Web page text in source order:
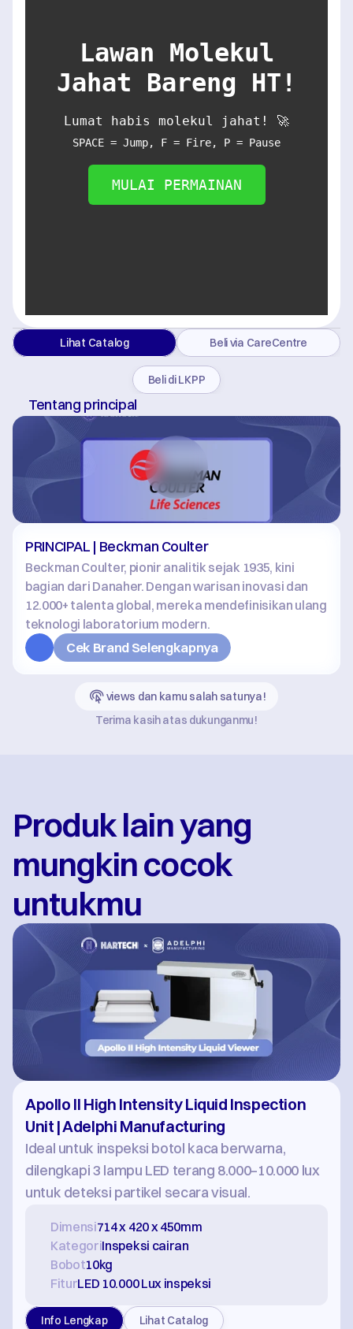
Lawan Molekul
Jahat Bareng HT!
Lumat habis molekul jahat! 🚀
SPACE = Jump, F = Fire, P = Pause
MULAI PERMAINAN
Tentang principal
PRINCIPAL | Beckman Coulter
Beckman Coulter, pionir analitik sejak 1935, kini
bagian dari Danaher. Dengan warisan inovasi dan
12.000+ talenta global, mereka mendefinisikan ulang
teknologi laboratorium modern.
Cek Brand Selengkapnya
Lihat Catalog Beli via CareCentre
Beli di LKPP
Terima kasih atas dukunganmu!
views dan kamu salah satunya!
Produk lain yang
mungkin cocok
untukmu
Apollo Il High Intensity Liquid Inspection
Unit | Adelphi Manufacturing
Ideal untuk inspeksi botol kaca berwarna,
dilengkapi 3 lampu LED terang 8.000–10.000 lux
untuk deteksi partikel secara visual.
Dimensi714 x 420 x 450mm
KategoriInspeksi cairan
Bobot10kg
FiturLED 10.000 Lux inspeksi
Info Lengkap Lihat Catalog